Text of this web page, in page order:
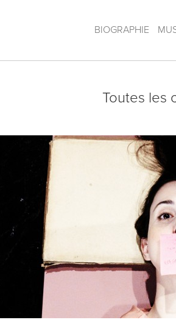
BIOGRAPHIE
Toutes les